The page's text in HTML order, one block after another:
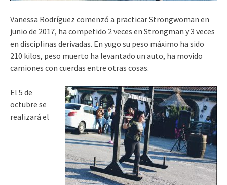
Vanessa Rodríguez comenzó a practicar Strongwoman en
junio de 2017, ha competido 2 veces en Strongman y 3 veces
en disciplinas derivadas. En yugo su peso máximo ha sido
210 kilos, peso muerto ha levantado un auto, ha movido
camiones con cuerdas entre otras cosas.
El 5 de
octubre se
realizará el